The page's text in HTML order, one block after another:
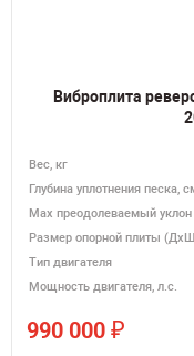
Виброплита
Вес, кг
Глубина уплотнения песка,
Max преодолеваемый уклон
Размер опорной плиты
Тип двигателя
Мощность двигателя, л.с.
990 000 ₽